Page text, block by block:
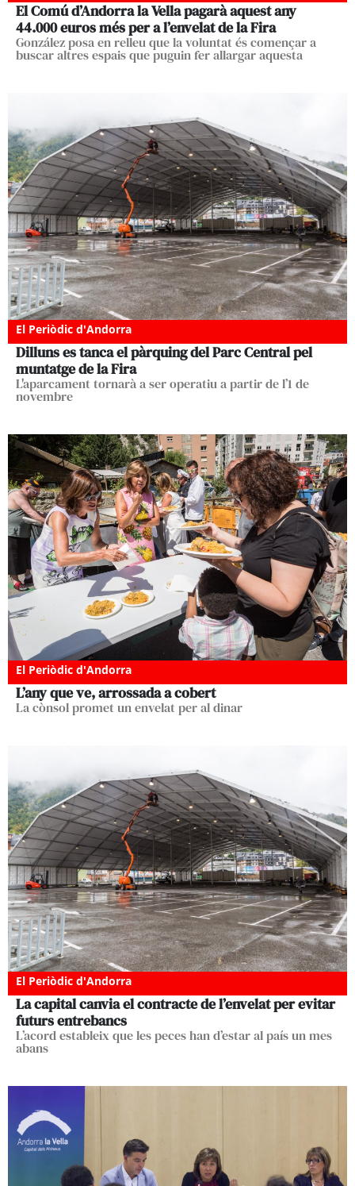
El Comú d’Andorra la Vella pagarà aquest any
44.000 euros més per a l’envelat de la Fira
González posa en relleu que la voluntat és començar a
buscar altres espais que puguin fer allargar aquesta
El Periòdic d'Andorra
Dilluns es tanca el pàrquing del Parc Central pel
muntatge de la Fira
L'aparcament tornarà a ser operatiu a partir de l’1 de
novembre
El Periòdic d'Andorra
L’any que ve, arrossada a cobert
La cònsol promet un envelat per al dinar
El Periòdic d'Andorra
La capital canvia el contracte de l’envelat per evitar
futurs entrebancs
L’acord estableix que les peces han d’estar al país un mes
abans